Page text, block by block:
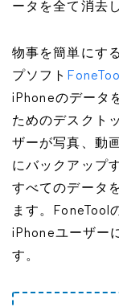
ータを全て消去
物事を簡単にす
プソフト FoneTool
iPhoneのデータ
ためのデスクト
ザーが写真、動
にバックアップ
すべてのデータ
ます。FoneTool
iPhoneユーザー
す。